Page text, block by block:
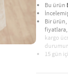
Bu ürün
Bir ürün,
fiyatlara,
kargo
15 gün